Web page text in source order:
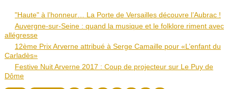
"Haute" à l’honneur… La Porte de Versailles découvre l’Aubrac !
Auvergne-sur-Seine : quand la musique et le folklore riment avec
allégresse
12ème Prix Arverne attribué à Serge Camaille pour «L’enfant du
Carladès»
Festive Nuit Arverne 2017 : Coup de projecteur sur Le Puy de
Dôme